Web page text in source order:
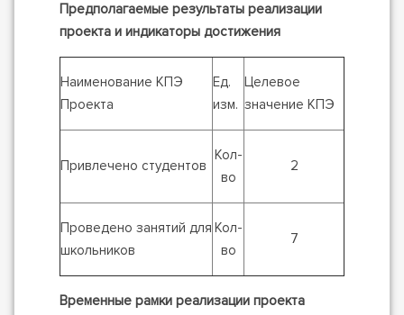
Предполагаемые результаты реализации
проекта и индикаторы достижения
Наименование КПЭ
Проекта
Ед.
изм.
Целевое
значение КПЭ
Привлечено студентов
Кол-
во
2
Проведено занятий для
школьников
Кол-
во
7
Временные рамки реализации проекта